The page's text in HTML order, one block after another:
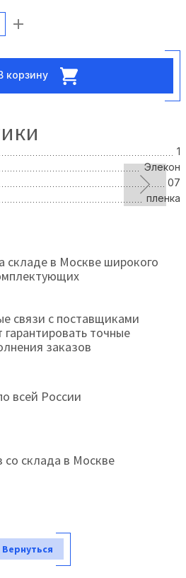
корзину
1
Элекон
07
пленка
складе в Москве широкого
связи с поставщиками
точные
заказов
всей России
со склада в Москве
Вернуться